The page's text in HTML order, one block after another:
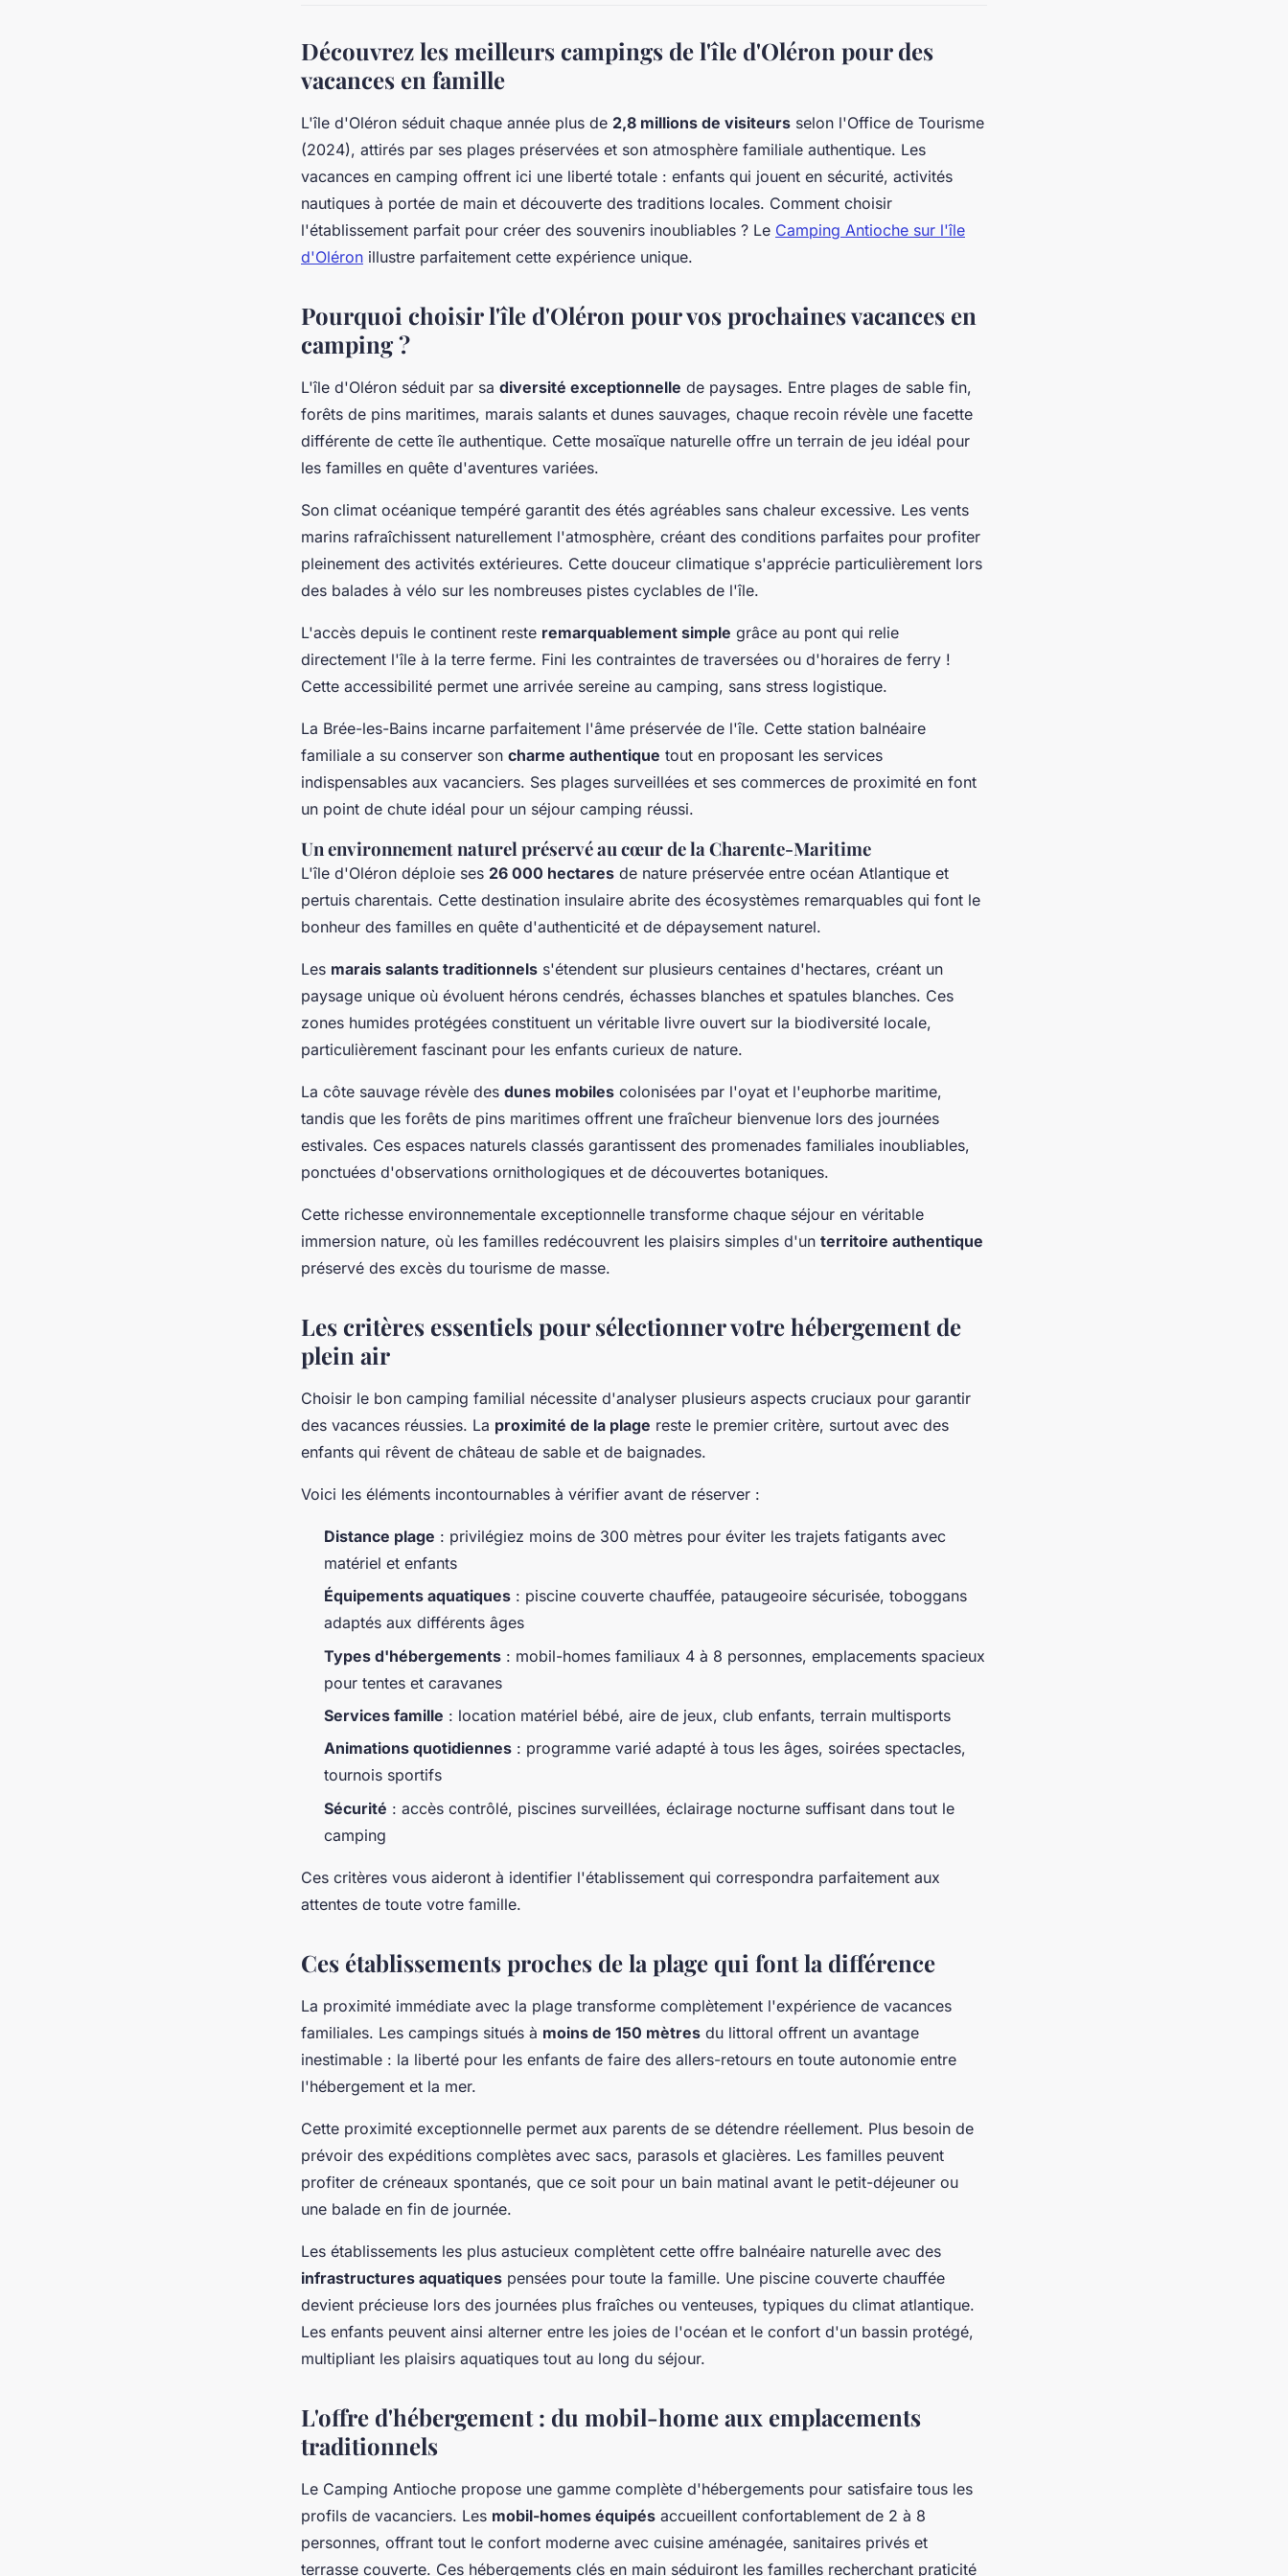
Découvrez les meilleurs campings de l'île d'Oléron pour des
vacances en famille
L'île d'Oléron séduit chaque année plus de 2,8 millions de visiteurs selon l'Office de Tourisme
(2024), attirés par ses plages préservées et son atmosphère familiale authentique. Les
vacances en camping offrent ici une liberté totale : enfants qui jouent en sécurité, activités
nautiques à portée de main et découverte des traditions locales. Comment choisir
l'établissement parfait pour créer des souvenirs inoubliables ? Le Camping Antioche sur l'île
d'Oléron illustre parfaitement cette expérience unique.
Pourquoi choisir l'île d'Oléron pour vos prochaines vacances en
camping ?
L'île d'Oléron séduit par sa diversité exceptionnelle de paysages. Entre plages de sable fin,
forêts de pins maritimes, marais salants et dunes sauvages, chaque recoin révèle une facette
différente de cette île authentique. Cette mosaïque naturelle offre un terrain de jeu idéal pour
les familles en quête d'aventures variées.
Son climat océanique tempéré garantit des étés agréables sans chaleur excessive. Les vents
marins rafraîchissent naturellement l'atmosphère, créant des conditions parfaites pour profiter
pleinement des activités extérieures. Cette douceur climatique s'apprécie particulièrement lors
des balades à vélo sur les nombreuses pistes cyclables de l'île.
L'accès depuis le continent reste remarquablement simple grâce au pont qui relie
directement l'île à la terre ferme. Fini les contraintes de traversées ou d'horaires de ferry !
Cette accessibilité permet une arrivée sereine au camping, sans stress logistique.
La Brée-les-Bains incarne parfaitement l'âme préservée de l'île. Cette station balnéaire
familiale a su conserver son charme authentique tout en proposant les services
indispensables aux vacanciers. Ses plages surveillées et ses commerces de proximité en font
un point de chute idéal pour un séjour camping réussi.
Un environnement naturel préservé au cœur de la Charente-Maritime
L'île d'Oléron déploie ses 26 000 hectares de nature préservée entre océan Atlantique et
pertuis charentais. Cette destination insulaire abrite des écosystèmes remarquables qui font le
bonheur des familles en quête d'authenticité et de dépaysement naturel.
Les marais salants traditionnels s'étendent sur plusieurs centaines d'hectares, créant un
paysage unique où évoluent hérons cendrés, échasses blanches et spatules blanches. Ces
zones humides protégées constituent un véritable livre ouvert sur la biodiversité locale,
particulièrement fascinant pour les enfants curieux de nature.
La côte sauvage révèle des dunes mobiles colonisées par l'oyat et l'euphorbe maritime,
tandis que les forêts de pins maritimes offrent une fraîcheur bienvenue lors des journées
estivales. Ces espaces naturels classés garantissent des promenades familiales inoubliables,
ponctuées d'observations ornithologiques et de découvertes botaniques.
Cette richesse environnementale exceptionnelle transforme chaque séjour en véritable
immersion nature, où les familles redécouvrent les plaisirs simples d'un territoire authentique
préservé des excès du tourisme de masse.
Les critères essentiels pour sélectionner votre hébergement de
plein air
Choisir le bon camping familial nécessite d'analyser plusieurs aspects cruciaux pour garantir
des vacances réussies. La proximité de la plage reste le premier critère, surtout avec des
enfants qui rêvent de château de sable et de baignades.
Voici les éléments incontournables à vérifier avant de réserver :
Distance plage : privilégiez moins de 300 mètres pour éviter les trajets fatigants avec
matériel et enfants
Équipements aquatiques : piscine couverte chauffée, pataugeoire sécurisée, toboggans
adaptés aux différents âges
Types d'hébergements : mobil-homes familiaux 4 à 8 personnes, emplacements spacieux
pour tentes et caravanes
Services famille : location matériel bébé, aire de jeux, club enfants, terrain multisports
Animations quotidiennes : programme varié adapté à tous les âges, soirées spectacles,
tournois sportifs
Sécurité : accès contrôlé, piscines surveillées, éclairage nocturne suffisant dans tout le
camping
Ces critères vous aideront à identifier l'établissement qui correspondra parfaitement aux
attentes de toute votre famille.
Ces établissements proches de la plage qui font la différence
La proximité immédiate avec la plage transforme complètement l'expérience de vacances
familiales. Les campings situés à moins de 150 mètres du littoral offrent un avantage
inestimable : la liberté pour les enfants de faire des allers-retours en toute autonomie entre
l'hébergement et la mer.
Cette proximité exceptionnelle permet aux parents de se détendre réellement. Plus besoin de
prévoir des expéditions complètes avec sacs, parasols et glacières. Les familles peuvent
profiter de créneaux spontanés, que ce soit pour un bain matinal avant le petit-déjeuner ou
une balade en fin de journée.
Les établissements les plus astucieux complètent cette offre balnéaire naturelle avec des
infrastructures aquatiques pensées pour toute la famille. Une piscine couverte chauffée
devient précieuse lors des journées plus fraîches ou venteuses, typiques du climat atlantique.
Les enfants peuvent ainsi alterner entre les joies de l'océan et le confort d'un bassin protégé,
multipliant les plaisirs aquatiques tout au long du séjour.
L'offre d'hébergement : du mobil-home aux emplacements
traditionnels
Le Camping Antioche propose une gamme complète d'hébergements pour satisfaire tous les
profils de vacanciers. Les mobil-homes équipés accueillent confortablement de 2 à 8
personnes, offrant tout le confort moderne avec cuisine aménagée, sanitaires privés et
terrasse couverte. Ces hébergements clés en main séduiront les familles recherchant praticité